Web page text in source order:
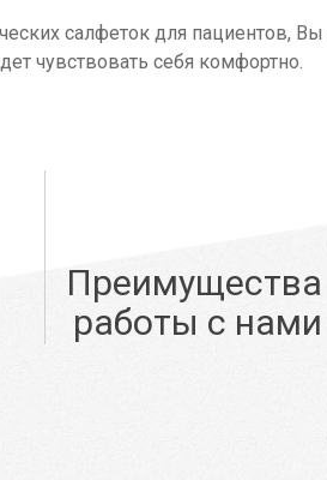
салфеток для пациентов, Вы
чувствовать себя комфортно.
Преимущества
работы с нами